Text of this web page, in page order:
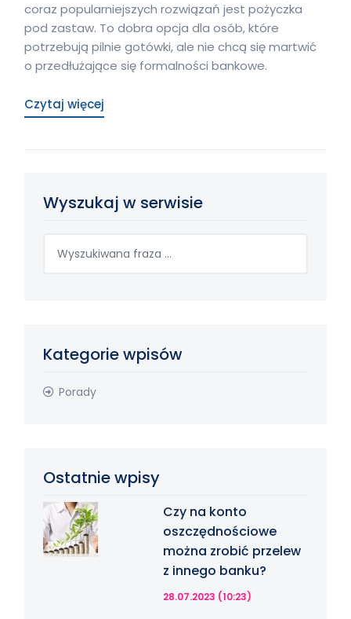
coraz popularniejszych rozwiązań jest pożyczka
pod zastaw. To dobra opcja dla osób, które
potrzebują pilnie gotówki, ale nie chcą się martwić
o przedłużające się formalności bankowe.
Czytaj więcej
Wyszukaj w serwisie
Kategorie wpisów
Porady
Ostatnie wpisy
Czy na konto
oszczędnościowe
można zrobić przelew
z innego banku?
28.07.2023 (10:23)